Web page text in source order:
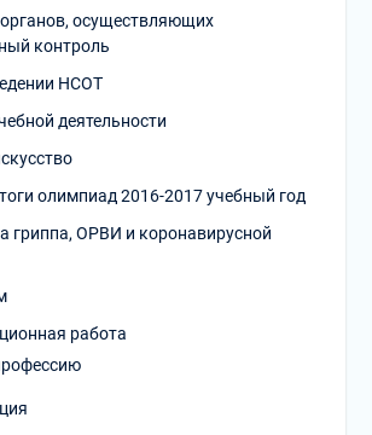
осуществляющих
контроль
НСОТ
деятельности
олимпиад 2016-2017 учебный год
гриппа, ОРВИ и коронавирусной
работа